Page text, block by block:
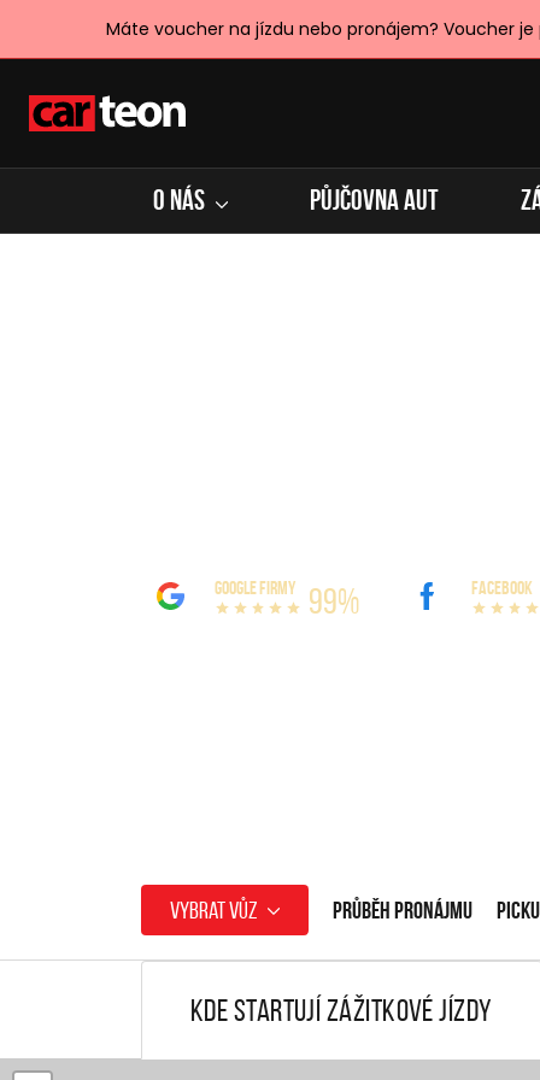
Máte voucher na jízdu nebo pronájem? Voucher
O NÁS PŮJČOVNA AUT
GOOGLE FIRMY 99% FACEBOOK
Vybrat vůz Průběh pronájmu
Kde startují zážitkové jízdy